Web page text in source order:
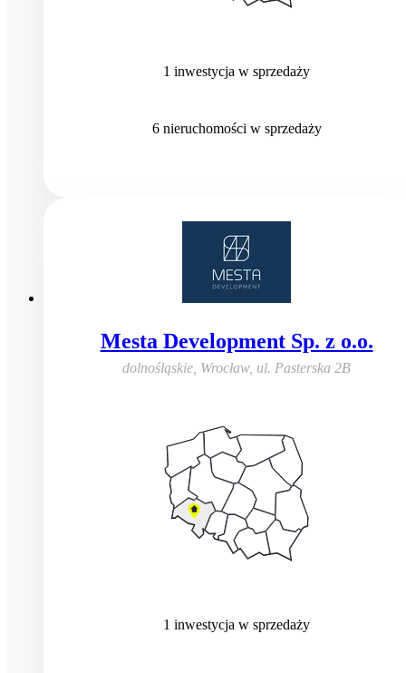
1 inwestycja w sprzedaży
6 nieruchomości w sprzedaży
Mesta Development Sp. z o.o.
dolnośląskie, Wrocław, ul. Pasterska 2B
1 inwestycja w sprzedaży